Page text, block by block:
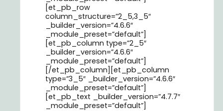
[et_pb_row
column_structure=”2_5,3_5″
_builder_version=”4.6.6″
_module_preset=”default”]
[et_pb_column type=”2_5″
_builder_version=”4.6.6″
_module_preset=”default”]
[/et_pb_column][et_pb_column
type=”3_5″ _builder_version=”4.6.6″
_module_preset=”default”]
[et_pb_text _builder_version=”4.7.7″
_module_preset=”default”]